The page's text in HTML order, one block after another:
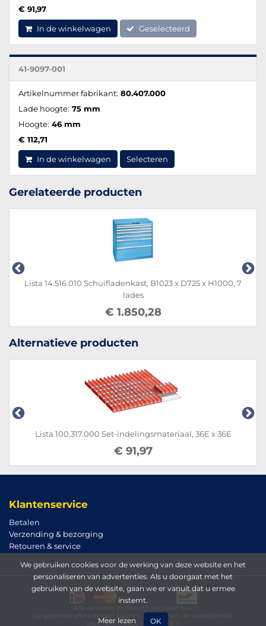
€ 91,97
In de winkelwagen Geselecteerd
41-9097-001
Artikelnummer fabrikant: 80.407.000
Lade hoogte: 75 mm
Hoogte: 46 mm
€ 112,71
In de winkelwagen Selecteren
Gerelateerde producten
Lista 14.516.010 Schuifladenkast, B1023 x D725 x H1000, 7
€ 1.850,28
Alternatieve producten
Lista 100.317.000 Set-indelingsmateriaal, 36E x 36E
€ 91,97
Klantenservice
Betalen
Verzending & bezorging
Retouren & service
Alle vermelde prijzen zijn exclusief btw.
De getoonde afbeeldingen kunnen afwijken van de werkelijkheid.
Copyright © 2026 Magema B.V.
We gebruiken cookies voor de werking van deze website en het
personaliseren van advertenties. Als u doorgaat met het
gebruiken van de website, gaan we er vanuit dat u ermee
instemt.
Meer lezen OK